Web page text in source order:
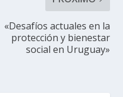
«Desafíos actuales en la
protección y bienestar
social en Uruguay»